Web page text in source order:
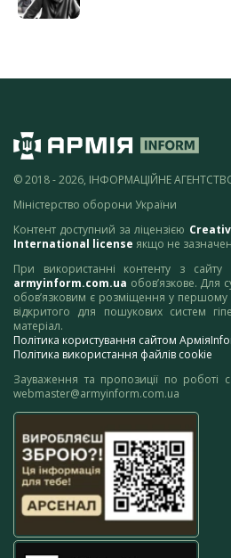
© 2018 - 2026, ІНФОРМАЦІЙНЕ
Міністерство оборони України
Контент доступний за ліцензією
International license якщо не
При використанні контенту з
armyinform.com.ua обов’язкове. Для
обов’язковим є розміщення у першому
відкритого для пошукових систем
матеріал.
Політика користування сайтом
Політика використання файлів cookie
Зауваження та пропозиції по роботі
webmaster@armyinform.com.ua